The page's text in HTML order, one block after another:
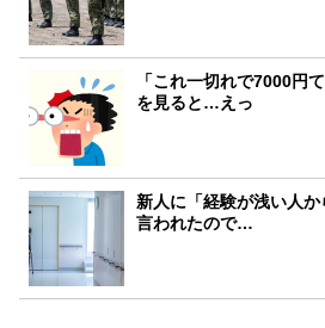
「これ一切れで7000円
を見ると…えっ
新人に「経験が浅い人
言われたので…